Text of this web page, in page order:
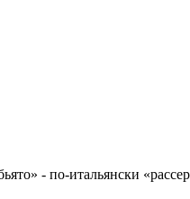
- по-итальянски